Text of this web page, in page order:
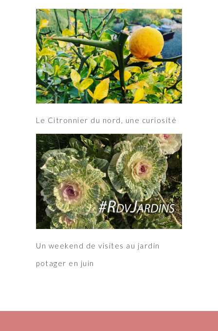
Le Citronnier du nord, une curiosité
Un weekend de visites au jardin
potager en juin